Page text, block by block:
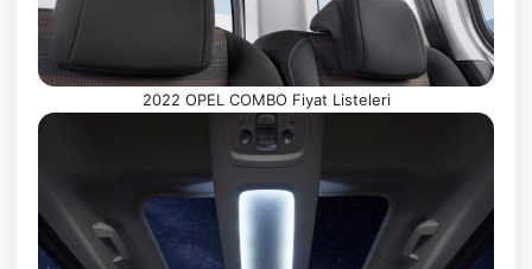
2022 OPEL COMBO Fiyat Listeleri